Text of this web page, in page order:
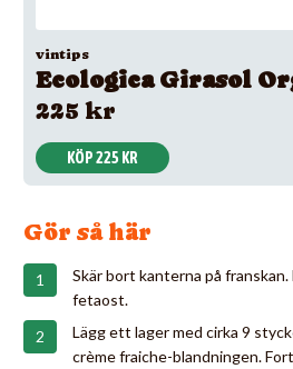
vintips
Ecologica Girasol
225 kr
KÖP 225 KR
Gör så här
Skär bort kanterna på
fetaost.
Lägg ett lager med cirka 9
crème fraiche-blandningen.